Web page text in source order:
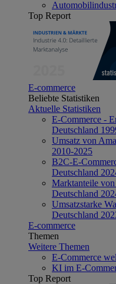
Top Report
E-commerce
Beliebte Statistiken
Aktuelle Statistiken
E-Commerce -
Deutschland
Umsatz von
2010-2025
B2C-E-
Deutschland
Marktanteile
Deutschland
Umsatzstarke
Deutschland
E-commerce
Themen
Weitere Themen
E-Commerce
KI im E-
Top Report